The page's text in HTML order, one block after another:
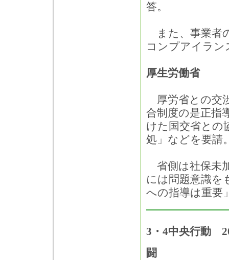
答。
また、事業者
コンプアイラ
厚生労働省
厚労省との交
合制度の是正指
けた国交省との
処」などを要請
省側は社保未
には問題意識を
への指導は重要
3・4中央行動
闘